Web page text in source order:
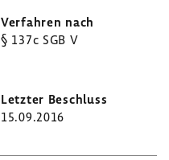
§ 137c SGB V
15.09.2016